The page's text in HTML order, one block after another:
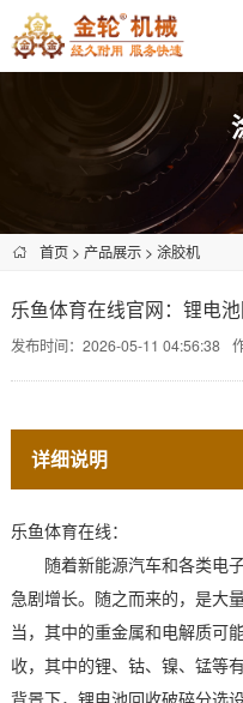
首页> 产品展示> 涂胶机
乐鱼体育在线官网：锂电
发布时间：2026-05-11 04:56:38
详细说明
乐鱼体育在线：
随着新能源汽车和各类电子
急剧增长。随之而来的，是大
当，其中的重金属和电解质可
收，其中的锂、钴、镍、锰等
背景下，锂电池回收破碎分选